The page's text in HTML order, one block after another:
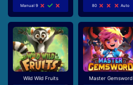
Manual 9
80
Auto
Wild Wild Fruits Master Gemsword